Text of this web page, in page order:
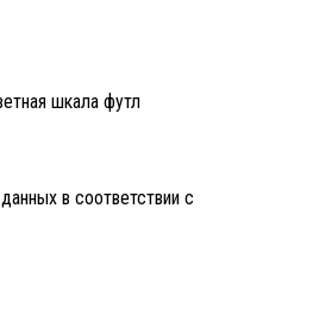
шкала футл
в соответствии с